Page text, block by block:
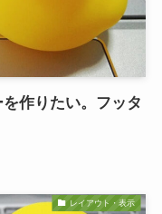
を作りたい。フッタ
レイアウト・表示